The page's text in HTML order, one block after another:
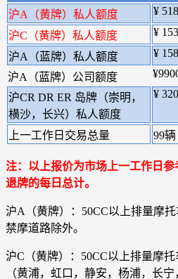
沪A（黄牌）私人额度
¥
沪C（黄牌）私人额度 ¥
沪A（蓝牌）私人额度
¥
沪A（蓝牌）公司额度
沪CR DR ER 岛牌（崇明，
横沙，长兴）私人额度
¥
上一工作日交易总量 99辆
注：以上报价为市场上一工作日
退牌的每日总计。
沪A（黄牌）：50CC以上排量摩托
禁摩道路除外。
沪C（黄牌）：50CC以上排量摩
（黄浦，虹口，静安，杨浦，长